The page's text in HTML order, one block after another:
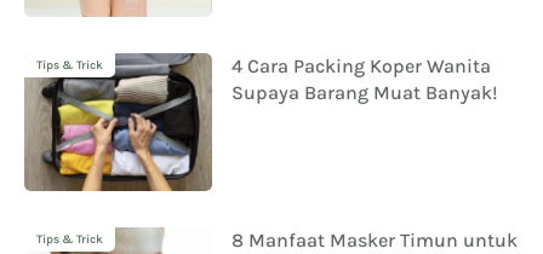
Tips & Trick
4 Cara Packing Koper Wanita
Supaya Barang Muat Banyak!
Tips & Trick
8 Manfaat Masker Timun untuk